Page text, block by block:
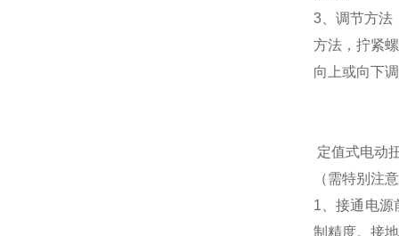
3、调节方法
方法，拧紧
向上或向下
定值式电动
（需特别注
1、接通电源
制精度。接